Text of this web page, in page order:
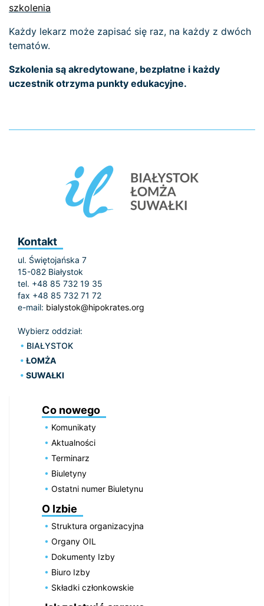
szkolenia
Każdy lekarz może zapisać się raz, na każdy z dwóch
tematów.
Szkolenia są akredytowane, bezpłatne i każdy
uczestnik otrzyma punkty edukacyjne.
Kontakt
ul. Świętojańska 7
15-082 Białystok
tel. +48 85 732 19 35
fax +48 85 732 71 72
e-mail: bialystok@hipokrates.org
Wybierz oddział:
BIAŁYSTOK
ŁOMŻA
SUWAŁKI
Co nowego
Komunikaty
Aktualności
Terminarz
Biuletyny
Ostatni numer Biuletynu
O Izbie
Struktura organizacyjna
Organy OIL
Dokumenty Izby
Biuro Izby
Składki członkowskie